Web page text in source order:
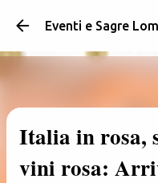
Passa ai
Italia in rosa,
vini rosa: